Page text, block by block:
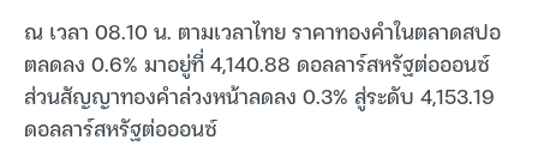
ณ เวลา 08.10 น. ตามเวลาไทย ราคาทองคำในตลาดสปอ
ตลดลง 0.6% มาอยู่ที่ 4,140.88 ดอลลาร์สหรัฐต่อออนซ์
ส่วนสัญญาทองคำล่วงหน้าลดลง 0.3% สู่ระดับ 4,153.19
ดอลลาร์สหรัฐต่อออนซ์